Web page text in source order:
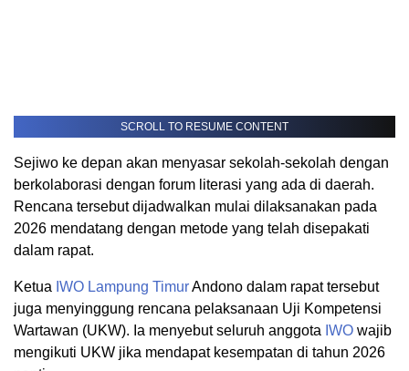
SCROLL TO RESUME CONTENT
Sejiwo ke depan akan menyasar sekolah-sekolah dengan
berkolaborasi dengan forum literasi yang ada di daerah.
Rencana tersebut dijadwalkan mulai dilaksanakan pada
2026 mendatang dengan metode yang telah disepakati
dalam rapat.
Ketua IWO Lampung TimurAndono dalam rapat tersebut
juga menyinggung rencana pelaksanaan Uji Kompetensi
Wartawan (UKW). Ia menyebut seluruh anggota IWO wajib
mengikuti UKW jika mendapat kesempatan di tahun 2026